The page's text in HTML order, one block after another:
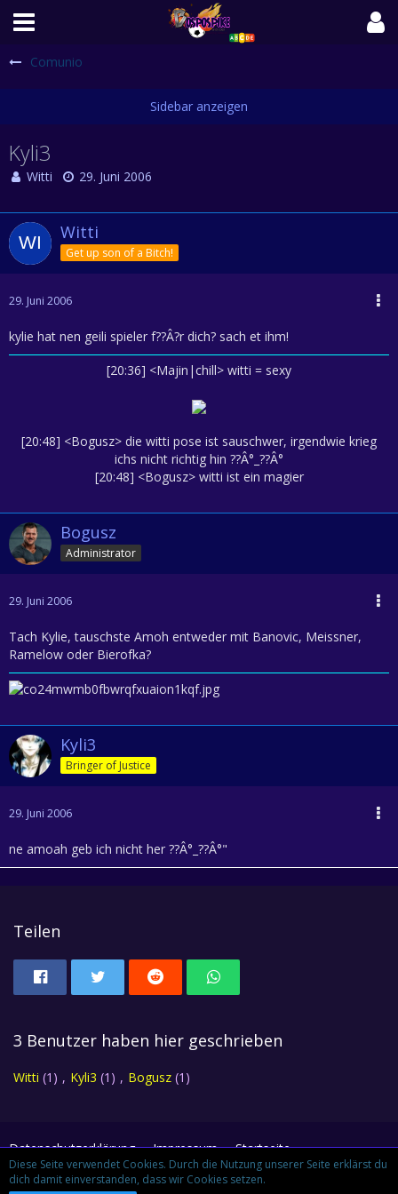
Comunio
Kyli3
Witti 29. Juni 2006
Witti
Get up son of a Bitch!
29. Juni 2006
kylie hat nen geili spieler f??Â?r dich? sach et ihm!
[20:36] <Majin|chill> witti = sexy
[20:48] <Bogusz> die witti pose ist sauschwer, irgendwie krieg
ichs nicht richtig hin ??Â°_??Â°
[20:48] <Bogusz> witti ist ein magier
Bogusz
Administrator
29. Juni 2006
Tach Kylie, tauschste Amoh entweder mit Banovic, Meissner,
Ramelow oder Bierofka?
Kyli3
Bringer of Justice
29. Juni 2006
ne amoah geb ich nicht her ??Â°_??Â°"
Teilen
3 Benutzer haben hier geschrieben
Witti (1) Kyli3 (1) Bogusz (1)
Datenschutzerklärung Impressum Startseite
Diese Seite verwendet Cookies. Durch die Nutzung unserer Seite erklärst du
dich damit einverstanden, dass wir Cookies setzen.